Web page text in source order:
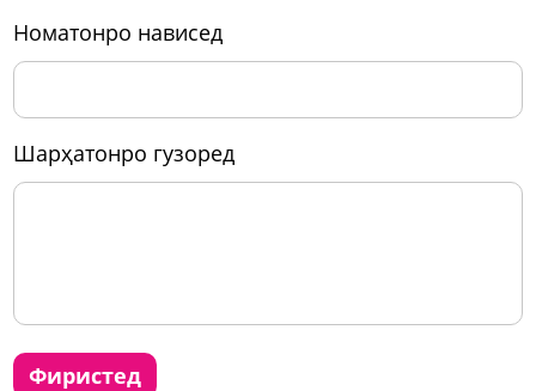
номатонро нависед
шарҳатонро гузоред
фиристед